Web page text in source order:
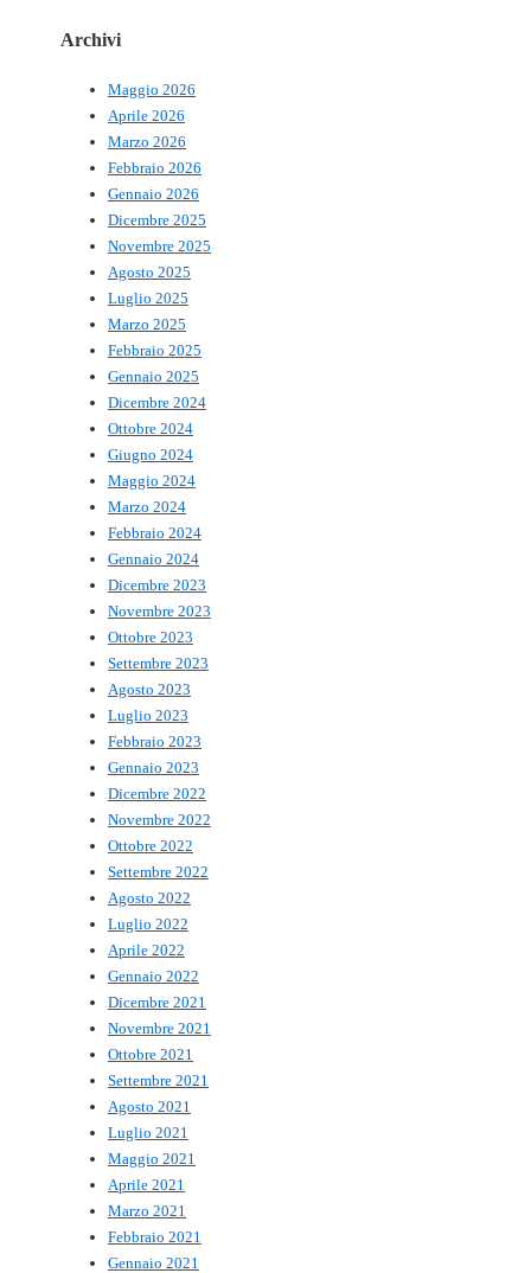
Archivi
Maggio 2026
Aprile 2026
Marzo 2026
Febbraio 2026
Gennaio 2026
Dicembre 2025
Novembre 2025
Agosto 2025
Luglio 2025
Marzo 2025
Febbraio 2025
Gennaio 2025
Dicembre 2024
Ottobre 2024
Giugno 2024
Maggio 2024
Marzo 2024
Febbraio 2024
Gennaio 2024
Dicembre 2023
Novembre 2023
Ottobre 2023
Settembre 2023
Agosto 2023
Luglio 2023
Febbraio 2023
Gennaio 2023
Dicembre 2022
Novembre 2022
Ottobre 2022
Settembre 2022
Agosto 2022
Luglio 2022
Aprile 2022
Gennaio 2022
Dicembre 2021
Novembre 2021
Ottobre 2021
Settembre 2021
Agosto 2021
Luglio 2021
Maggio 2021
Aprile 2021
Marzo 2021
Febbraio 2021
Gennaio 2021